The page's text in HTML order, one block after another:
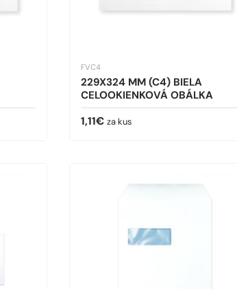
FVC4
229X324 MM (C4) BIELA
CELOOKIENKOVÁ OBÁLKA
Bežná cena
1,11€ za kus